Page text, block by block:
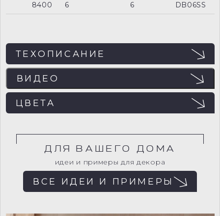
8400
6 6 DB06SS
ТЕХОПИСАНИЕ
ВИДЕО
ЭФФЕКТЫ
Для загрузки внешнего содержимого
необходимо разрешить cookies.
Изменить настройки cookies
ЦВЕТА
ДЛЯ ВАШЕГО ДОМА
идеи и примеры для декора
ВСЕ ИДЕИ И ПРИМЕРЫ